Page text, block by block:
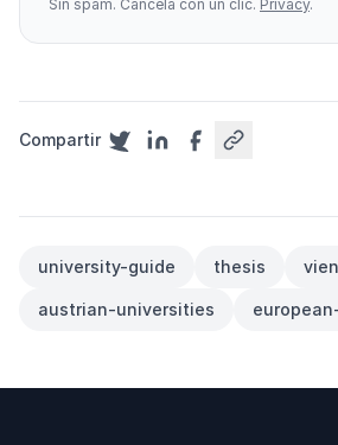
Sin spam. Cancela con un clic. Privacy.
Compartir
university-guide thesis
austrian-universities